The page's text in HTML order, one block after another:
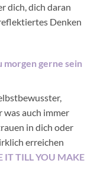
dich, dich daran
Denken
gerne sein
was auch immer
in dich oder
erreichen
IT TILL YOU MAKE